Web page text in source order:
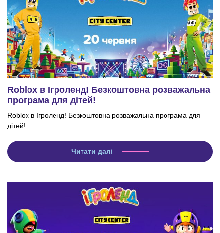
Roblox в Ігроленд! Безкоштовна розважальна
програма для дітей!
Roblox в Ігроленд! Безкоштовна розважальна програма для
дітей!
Читати далі